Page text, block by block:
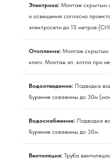
Электрика: Монтаж скрытым
и освещения согласно
электросети до 15 метров
Отопление: Монтаж скрытым
ключ. Монтаж эл. котла при
Водоотведение: Подводка
Бурение скважины до 30м
Водоснабжение: Подводка
Бурение скважины до 30м.
Вентиляция: Труба